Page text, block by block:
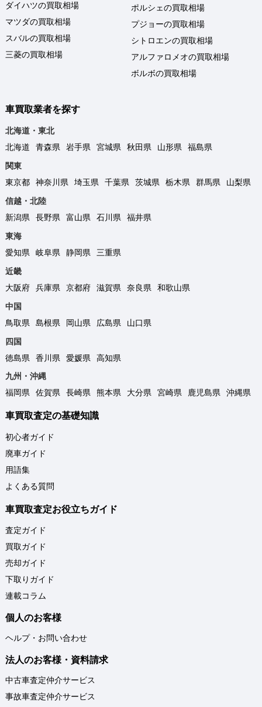
ダイハツの買取相場
マツダの買取相場
スバルの買取相場
三菱の買取相場
ポルシェの買取相場
プジョーの買取相場
シトロエンの買取相場
アルファロメオの買取相場
ボルボの買取相場
車買取業者を探す
北海道・東北
北海道
青森県 岩手県 宮城県 秋田県 山形県
福島県
関東
東京都
神奈川県 埼玉県 千葉県 茨城県 栃木県 群馬県
山梨県
信越・北陸
新潟県
長野県 富山県 石川県
福井県
東海
愛知県
岐阜県 静岡県
三重県
近畿
大阪府
兵庫県 京都府 滋賀県 奈良県
和歌山県
中国
鳥取県
島根県 岡山県 広島県
山口県
四国
徳島県
香川県 愛媛県
高知県
九州・沖縄
福岡県
佐賀県 長崎県 熊本県 大分県 宮崎県 鹿児島県 沖縄県
車買取査定の基礎知識
初心者ガイド
廃車ガイド
用語集
よくある質問
車買取査定お役立ちガイド
査定ガイド
買取ガイド
売却ガイド
下取りガイド
連載コラム
個人のお客様
ヘルプ・お問い合わせ
法人のお客様・資料請求
中古車査定仲介サービス
事故車査定仲介サービス